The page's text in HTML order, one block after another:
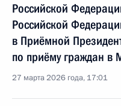
Российской
Российской
в Приёмной
по приёму граждан в
27 марта 2026 года, 17:01